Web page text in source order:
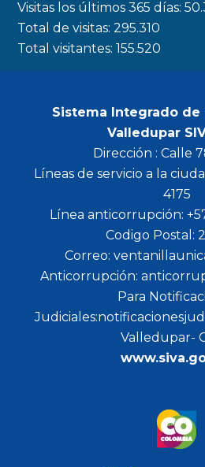
m
Visitas los últimos 365 días:
Total de visitas:295.310
Total visitantes:155.520
Sistema Integrado de
Valledupar
Dirección : Calle
Líneas de servicio a la
4175
Línea anticorrupción:
Codigo Postal:
Correo:
Anticorrupción:
Para
Valledupar-